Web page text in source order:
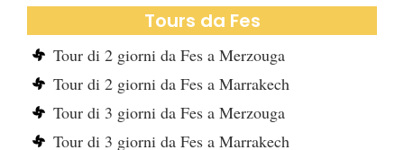
Tours da Fes
Tour di 2 giorni da Fes a Merzouga
Tour di 2 giorni da Fes a Marrakech
Tour di 3 giorni da Fes a Merzouga
Tour di 3 giorni da Fes a Marrakech